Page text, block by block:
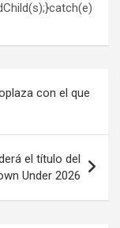
con el que
el título del
Under 2026